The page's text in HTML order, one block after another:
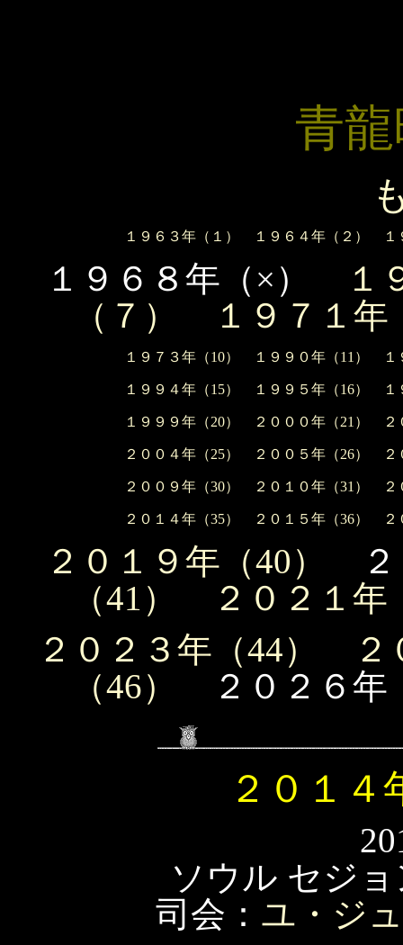
青
１９６３年（１） １９６４年（２）
１９６８年（×）
１
（７）
１９７１年
１９７３年（10） １９９０年（11）
１９９４年（15） １９９５年（16）
１９９９年（20） ２０００年（21）
２００４年（25） ２００５年（26）
２００９年（30） ２０１０年（31）
２０１４年（35） ２０１５年（36）
２０１９年（40）
２
（41）
２０２１年
２０２３年（44）
（46）
２０２６年
２０１４
ソウル セジ
司会： ユ・ジ